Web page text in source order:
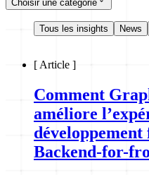
Choisir une catégorie
Tous les insights News
[ Article ]
Comment
améliore
Backend-for-